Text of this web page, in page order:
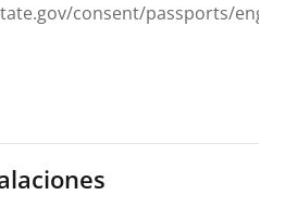
consent/passports/